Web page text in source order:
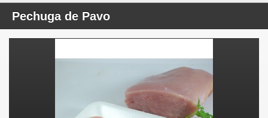
Pechuga de Pavo